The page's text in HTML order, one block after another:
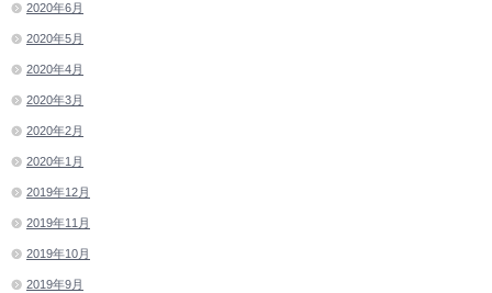
2020年6月
2020年5月
2020年4月
2020年3月
2020年2月
2020年1月
2019年12月
2019年11月
2019年10月
2019年9月